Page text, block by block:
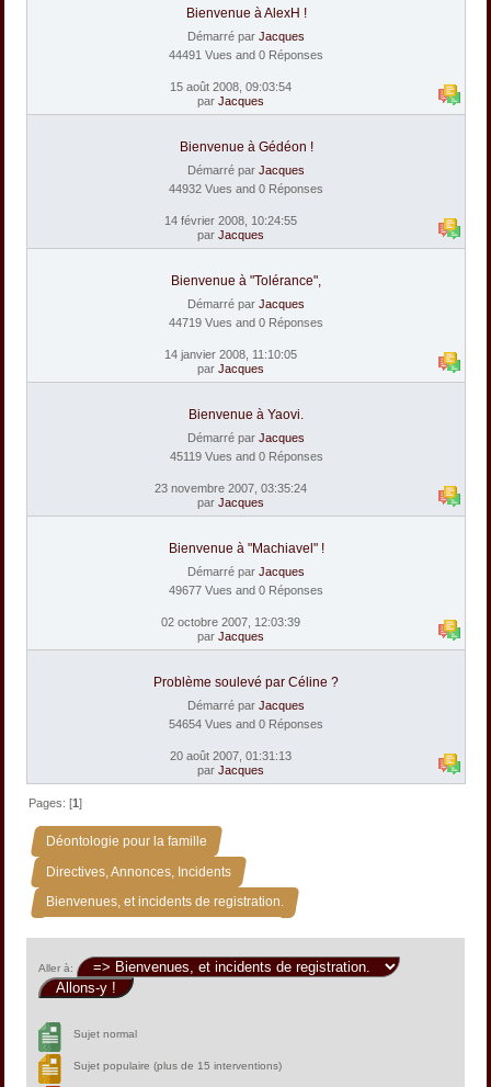
Bienvenue à AlexH !
Démarré par Jacques
44491 Vues and 0 Réponses
15 août 2008, 09:03:54
par Jacques
Bienvenue à Gédéon !
Démarré par Jacques
44932 Vues and 0 Réponses
14 février 2008, 10:24:55
par Jacques
Bienvenue à "Tolérance",
Démarré par Jacques
44719 Vues and 0 Réponses
14 janvier 2008, 11:10:05
par Jacques
Bienvenue à Yaovi.
Démarré par Jacques
45119 Vues and 0 Réponses
23 novembre 2007, 03:35:24
par Jacques
Bienvenue à "Machiavel" !
Démarré par Jacques
49677 Vues and 0 Réponses
02 octobre 2007, 12:03:39
par Jacques
Problème soulevé par Céline ?
Démarré par Jacques
54654 Vues and 0 Réponses
20 août 2007, 01:31:13
par Jacques
Pages: [1]
Déontologie pour la famille »
Directives, Annonces, Incidents »
Bienvenues, et incidents de registration.
Aller à:
Sujet normal
Sujet populaire (plus de 15 interventions)